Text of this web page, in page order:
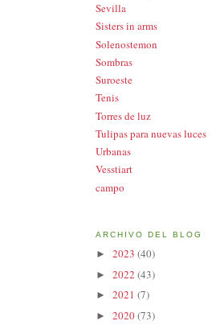
Sevilla
Sisters in arms
Solenostemon
Sombras
Suroeste
Tenis
Torres de luz
Tulipas para nuevas luces
Urbanas
Vesstiart
campo
ARCHIVO DEL BLOG
► 2023 (40)
► 2022 (43)
► 2021 (7)
► 2020(73)